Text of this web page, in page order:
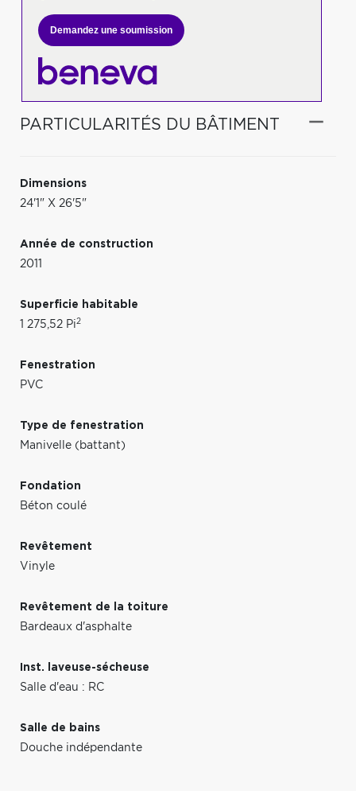
Demandez une soumission
PARTICULARITÉS DU BÂTIMENT
Dimensions
24'1" X 26'5"
Année de construction
2011
Superficie habitable
1 275,52 Pi2
Fenestration
PVC
Type de fenestration
Manivelle (battant)
Fondation
Béton coulé
Revêtement
Vinyle
Revêtement de la toiture
Bardeaux d'asphalte
Inst. laveuse-sécheuse
Salle d'eau : RC
Salle de bains
Douche indépendante